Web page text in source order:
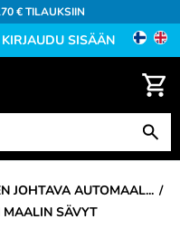
€ TILAUKSIIN
KIRJAUDU SISÄÄN
JOHTAVA AUTOMAAL...
MAALIN SÄVYT